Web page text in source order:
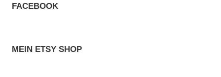
FACEBOOK
MEIN ETSY SHOP